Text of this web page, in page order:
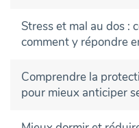
Stress et mal au dos :
comment y répondre
Comprendre la
pour mieux anticiper